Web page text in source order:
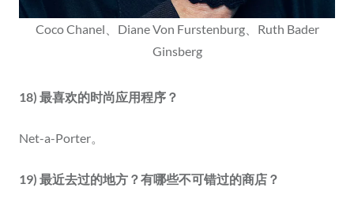
Coco Chanel、Diane Von Furstenburg、Ruth Bader
Ginsberg
18) 最喜欢的时尚应用程序？
Net-a-Porter。
19) 最近去过的地方？有哪些不可错过的商店？